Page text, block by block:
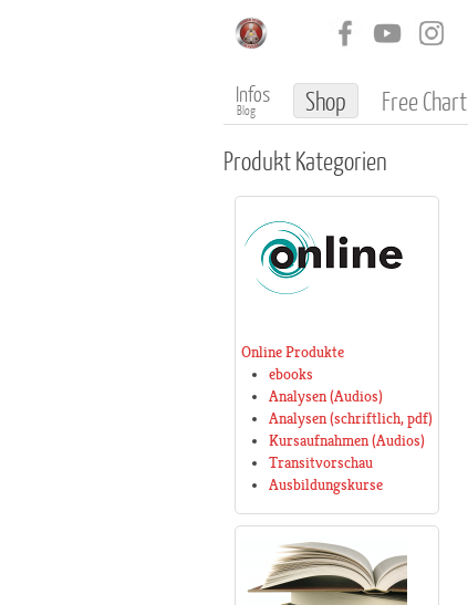
Infos
Blog Shop Free Chart
ProduktKategorien
Online Produkte
ebooks
Analysen (Audios)
Analysen (schriftlich, pdf)
Kursaufnahmen (Audios)
Transitvorschau
Ausbildungskurse